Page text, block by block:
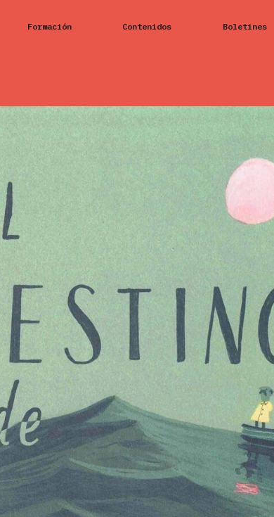
Formación Contenidos Boletines